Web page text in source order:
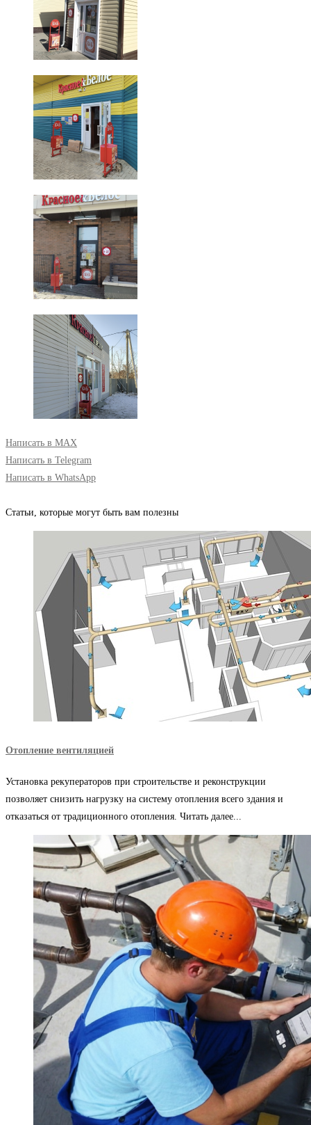
Написать в MAX
Написать в Telegram
Написать в WhatsApp
Статьи, которые могут быть вам полезны
Отопление вентиляцией
Установка рекуператоров при строительстве и реконструкции
позволяет снизить нагрузку на систему отопления всего здания и
отказаться от традиционного отопления. Читать далее...